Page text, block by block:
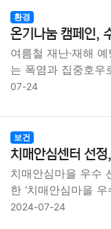
환경
온기나눔 캠페인,
여름철 재난·재해
는 폭염과 집중호
07-24
보건
치매안심센터 선
치매안심마을 우수
한 ‘치매안심마을
2024-07-24